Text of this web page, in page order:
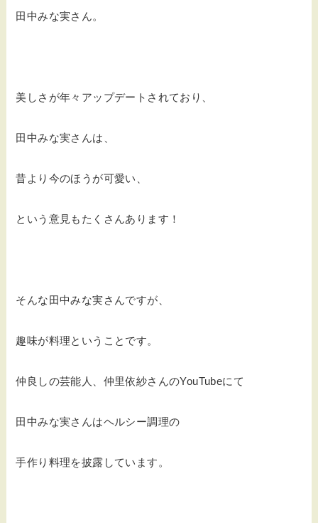
田中みな実さん。
美しさが年々アップデートされており、
田中みな実さんは、
昔より今のほうが可愛い、
という意見もたくさんあります！
そんな田中みな実さんですが、
趣味が料理ということです。
仲良しの芸能人、仲里依紗さんのYouTubeにて
田中みな実さんはヘルシー調理の
手作り料理を披露しています。